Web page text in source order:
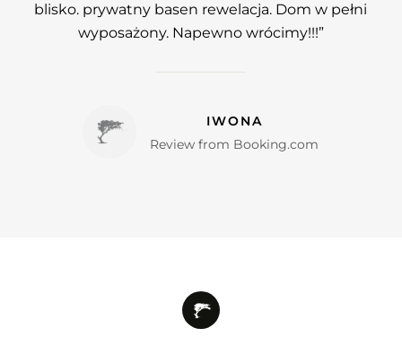
blisko. prywatny basen rewelacja. Dom w pełni
wyposażony. Napewno wrócimy!!!”
IWONA
Review from Booking.com